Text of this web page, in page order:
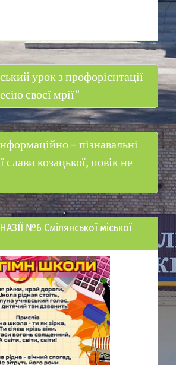
урок з профорієнтації
своєї мрії”
– пізнавальні
слави козацької, повік не
№6 Смілянської міської